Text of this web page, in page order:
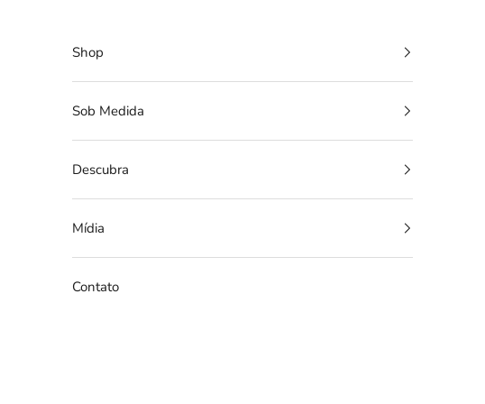
Shop
Sob Medida
Descubra
Mídia
Contato